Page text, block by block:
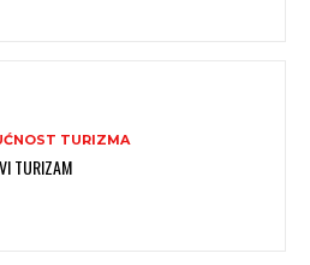
TURIZMA
TURIZAM